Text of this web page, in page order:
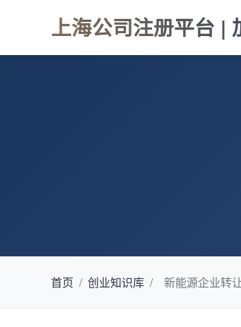
上海公司注册平台 |
首页 / 创业知识库 / 新能源企业转